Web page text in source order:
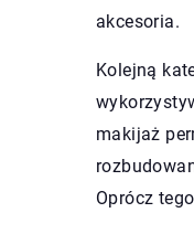
akcesoria.
Kolejną
makijaż
Oprócz